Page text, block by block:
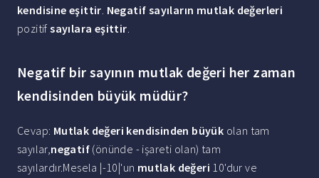
kendisine eşittir. Negatif sayıların mutlak değerleri
pozitifsayılara eşittir.
Negatif bir sayının mutlak değeri her zaman
kendisinden büyük müdür?
Cevap: Mutlak değeri kendisinden büyük olan tam
sayılar,negatif (önünde - işareti olan) tam
sayılardır.Mesela |-10|'un mutlak değeri 10'dur ve